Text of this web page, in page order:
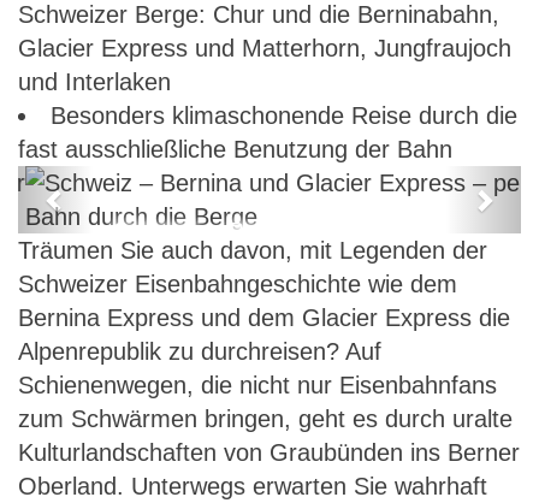
Schweizer Berge: Chur und die Berninabahn,
Glacier Express und Matterhorn, Jungfraujoch
und Interlaken
Besonders klimaschonende Reise durch die
fast ausschließliche Benutzung der Bahn
Schweiz – Bernina und Glacier
Express – per Bahn durch die
Berge
Previous Next
Träumen Sie auch davon, mit Legenden der
Schweizer Eisenbahngeschichte wie dem
Bernina Express und dem Glacier Express die
Alpenrepublik zu durchreisen? Auf
Schienenwegen, die nicht nur Eisenbahnfans
zum Schwärmen bringen, geht es durch uralte
Kulturlandschaften von Graubünden ins Berner
Oberland. Unterwegs erwarten Sie wahrhaft